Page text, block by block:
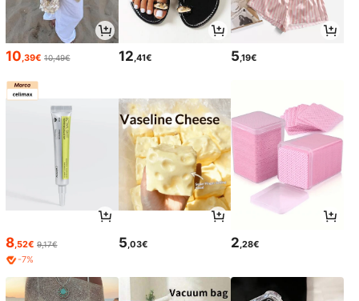
10,39€ 10,49€ 12,41€ 5,19€
8 ,52€ 9,17€
-7%
5 ,03€ 2 ,28€